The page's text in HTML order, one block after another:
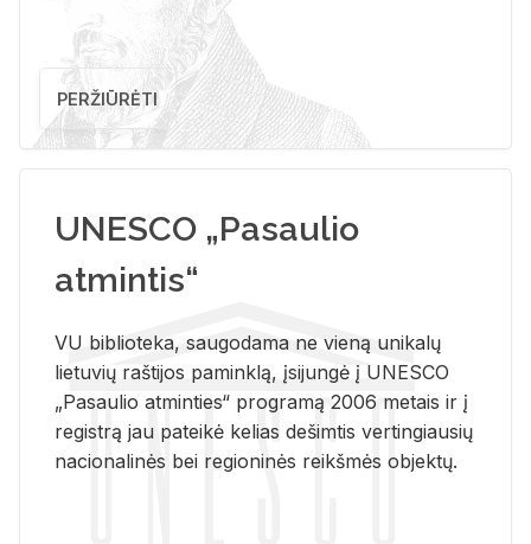
PERŽIŪRĖTI
UNESCO „Pasaulio
atmintis“
VU biblioteka, saugodama ne vieną unikalų
lietuvių raštijos paminklą, įsijungė į UNESCO
„Pasaulio atminties“ programą 2006 metais ir į
registrą jau pateikė kelias dešimtis vertingiausių
nacionalinės bei regioninės reikšmės objektų.